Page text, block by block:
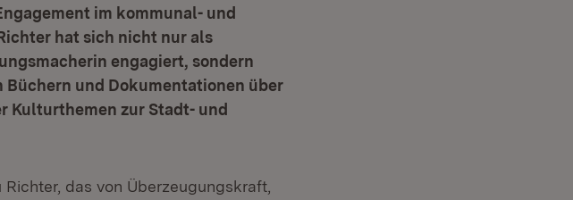
im kommunal- und
hat sich nicht nur als
engagiert, sondern
und Dokumentationen über
Kulturthemen zur Stadt- und
das von Überzeugungskraft,